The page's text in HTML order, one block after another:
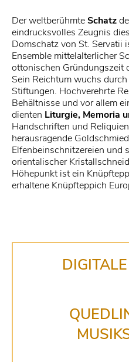
Der weltberühmteSchatz
eindrucksvolles Zeugnis
Domschatz von St. Servatii
Ensemble mittelalterlicher
ottonischen Gründungszeit
Sein Reichtum wuchs
Stiftungen. Hochverehrte
Behältnisse und vor allem
dienten Liturgie, Memoria
Handschriften und
herausragende
Elfenbeinschnitzereien und
orientalischer
Höhepunkt ist ein
erhaltene Knüpfteppich